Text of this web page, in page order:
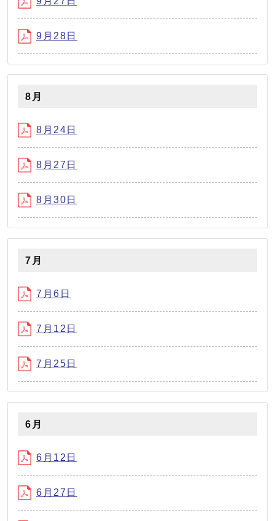
9月28日
8月
8月24日
8月27日
8月30日
7月
7月6日
7月12日
7月25日
6月
6月12日
6月27日